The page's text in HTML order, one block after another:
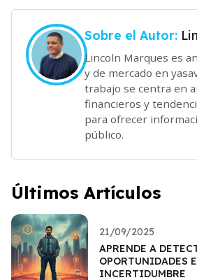
Sobre el Autor:
Lincoln Marques es
y de mercado en
trabajo se centra en
financieros y
para ofrecer
público.
Últimos Artículos
21/09/2025
APRENDE A
OPORTUNIDADES
INCERTIDUMBRE